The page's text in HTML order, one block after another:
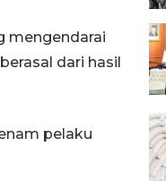
mengendarai
dari hasil
pelaku